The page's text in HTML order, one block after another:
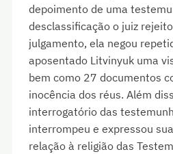
depoimento de uma
desclassificação o juiz
julgamento, ela negou
aposentado Litvinyuk uma
bem como 27 documentos
inocência dos réus. Além
interrogatório das
interrompeu e expressou
relação à religião das